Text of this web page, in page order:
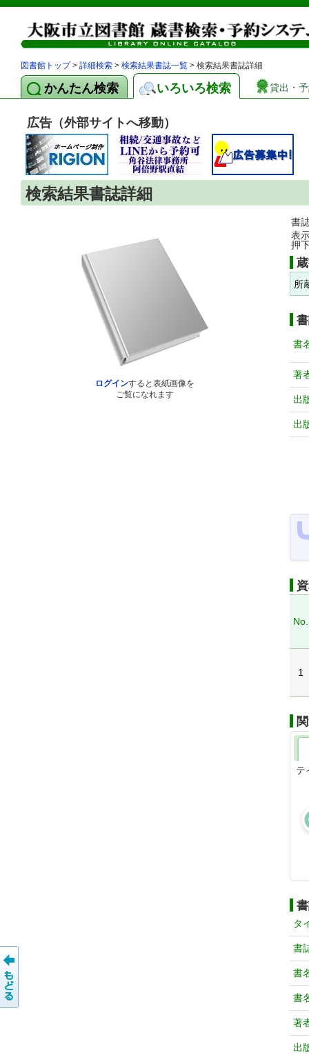
図書館トップ> 詳細検索 > 検索結果書誌一覧 > 検索結果書誌詳細
かんたん検索 いろいろ検索 貸出・
広告（外部サイトへ移動）
検索結果書誌詳細
ログインすると表紙画像を
ご覧になれます
書
表
押
所
書
著
出
出
No.
1
テ
タ
書
書
書
著
出